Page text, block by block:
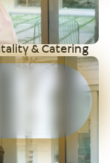
& Catering